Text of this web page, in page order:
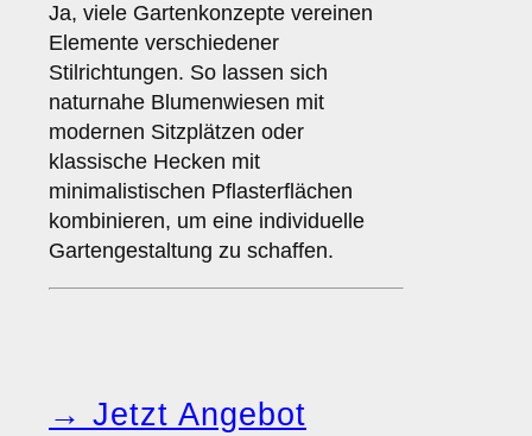
Ja, viele Gartenkonzepte vereinen
Elemente verschiedener
Stilrichtungen. So lassen sich
naturnahe Blumenwiesen mit
modernen Sitzplätzen oder
klassische Hecken mit
minimalistischen Pflasterflächen
kombinieren, um eine individuelle
Gartengestaltung zu schaffen.
→ Jetzt Angebot